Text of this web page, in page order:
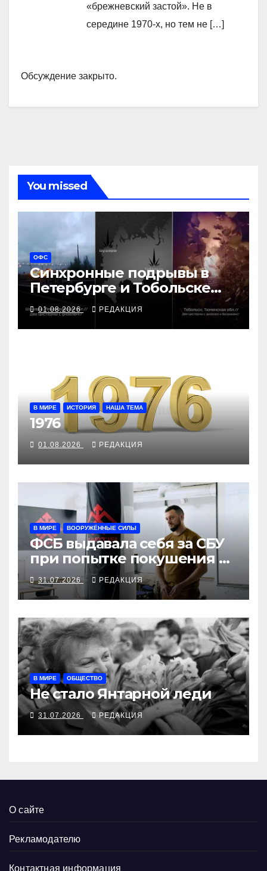
«брежневский застой». Не в
середине 1970-х, но тем не […]
Обсуждение закрыто.
You missed
ОФС
Синхронные подрывы в
Петербурге и Тобольске
сорвали графики ВПК
01.08.2026 РЕДАКЦИЯ
В МИРЕ ИСТОРИЯ НАША ТЕМА
1976
01.08.2026 РЕДАКЦИЯ
В МИРЕ ВООРУЖЁННЫЕ СИЛЫ
ФСБ выдавала себя за СБУ
при попытке покушения на
командира «Хартии»
31.07.2026 РЕДАКЦИЯ
В МИРЕ ОБЩЕСТВО
Не стало Янтарной леди
31.07.2026 РЕДАКЦИЯ
О сайте
Рекламодателю
Контактная информация